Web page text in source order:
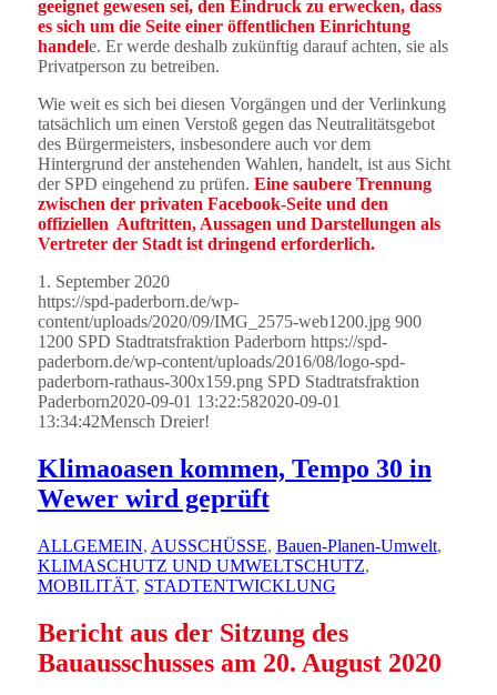
geeignet gewesen sei, den Eindruck zu erwecken, dass
es sich um die Seite einer öffentlichen Einrichtung
handele. Er werde deshalb zukünftig darauf achten, sie als
Privatperson zu betreiben.
Wie weit es sich bei diesen Vorgängen und der Verlinkung
tatsächlich um einen Verstoß gegen das Neutralitätsgebot
des Bürgermeisters, insbesondere auch vor dem
Hintergrund der anstehenden Wahlen, handelt, ist aus Sicht
der SPD eingehend zu prüfen. Eine saubere Trennung
zwischen der privaten Facebook-Seite und den
offiziellen Auftritten, Aussagen und Darstellungen als
Vertreter der Stadt ist dringend erforderlich.
1. September 2020
https://spd-paderborn.de/wp-
content/uploads/2020/09/IMG_2575-web1200.jpg 900
1200 SPD Stadtratsfraktion Paderborn https://spd-
paderborn.de/wp-content/uploads/2016/08/logo-spd-
paderborn-rathaus-300x159.png SPD Stadtratsfraktion
Paderborn2020-09-01 13:22:582020-09-01
13:34:42Mensch Dreier!
Klimaoasen kommen, Tempo 30 in
Wewer wird geprüft
ALLGEMEIN, AUSSCHÜSSE, Bauen-Planen-Umwelt,
KLIMASCHUTZ UND UMWELTSCHUTZ,
MOBILITÄT, STADTENTWICKLUNG
Bericht aus der Sitzung des
Bauausschusses am 20. August 2020